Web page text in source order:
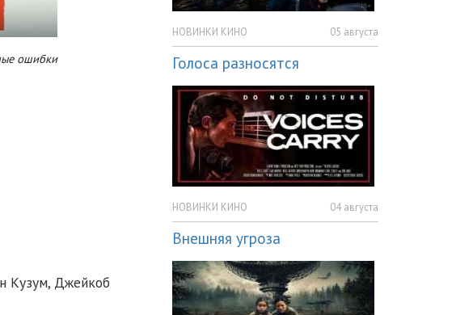
ошибки
Кузум, Джейкоб
НОВИНКИ КИНО 05 августа
Голоса разносятся
НОВИНКИ КИНО 04 августа
Внешняя угроза